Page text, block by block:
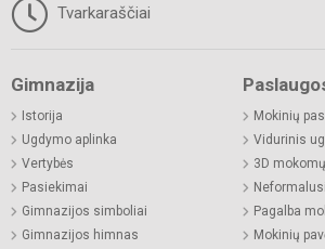
Tvarkaraščiai
Gimnazija
Istorija
Ugdymo aplinka
Vertybės
Pasiekimai
Gimnazijos simboliai
Gimnazijos himnas
Mokinių
Vidurinis
3D
Pagalba
Mokinių